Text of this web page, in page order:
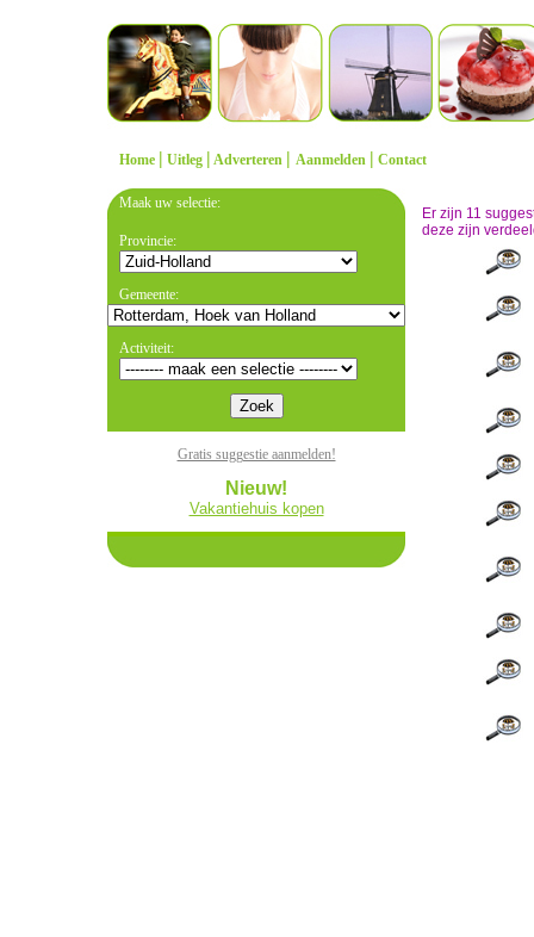
Home | Uitleg | Adverteren | Aanmelden | Contact
Maak uw selectie:
Provincie:
Gemeente:
Activiteit:
Gratis suggestie aanmelden!
Nieuw!
Vakantiehuis kopen
Er zijn 11
deze zijn